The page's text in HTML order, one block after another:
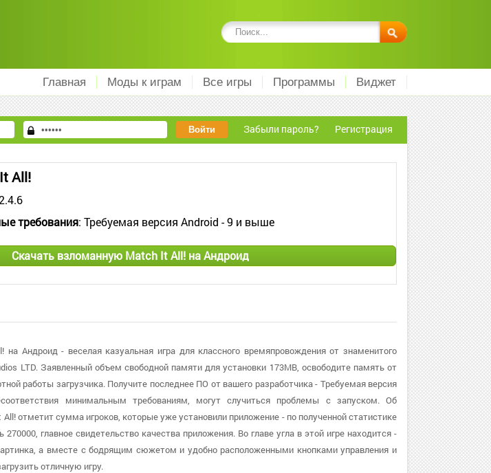
Главная Моды к играм Все игры Программы Виджет
Забыли пароль? Регистрация
All!
требования: Требуемая версия Android - 9 и выше
Скачать взломанную Match It All! на Андроид
на Андроид - веселая казуальная игра для классного времяпровождения от знаменитого
LTD. Заявленный объем свободной памяти для установки 173MB, освободите память от
работы загрузчика. Получите последнее ПО от вашего разработчика - Требуемая версия
минимальным требованиям, могут случиться проблемы с запуском. Об
отметит сумма игроков, которые уже установили приложение - по полученной статистике
главное свидетельство качества приложения. Во главе угла в этой игре находится -
а вместе с бодрящим сюжетом и удобно расположенными кнопками управления и
отличную игру.